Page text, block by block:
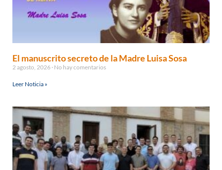
El manuscrito secreto de la Madre Luisa Sosa
2 agosto, 2026 No hay comentarios
Leer Noticia »